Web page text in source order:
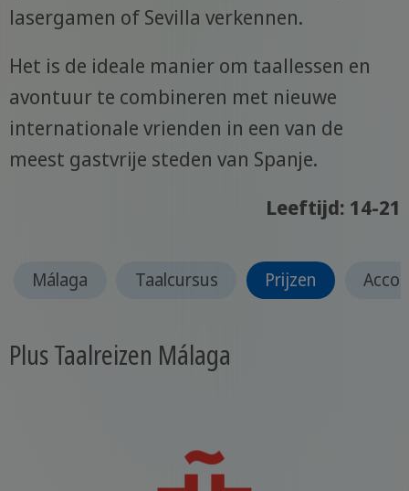
lasergamen of Sevilla verkennen.
Het is de ideale manier om taallessen en
avontuur te combineren met nieuwe
internationale vrienden in een van de
meest gastvrije steden van Spanje.
Leeftijd: 14-21
Málaga Taalcursus Prijzen
Plus Taalreizen Málaga